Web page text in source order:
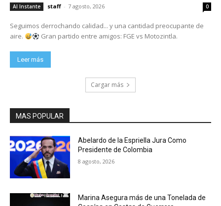
Al Instante staff - 7 agosto, 2026 0
Seguimos derrochando calidad... y una cantidad preocupante de
aire.
Gran partido entre amigos: FGE vs Motozintla.
Leer más
Cargar más
MAS POPULAR
Abelardo de la Espriella Jura Como
Presidente de Colombia
8 agosto, 2026
Marina Asegura más de una Tonelada de